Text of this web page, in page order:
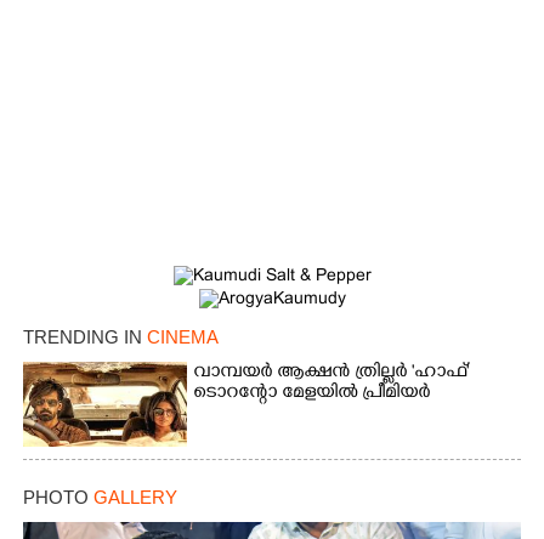
TRENDING IN CINEMA
വാമ്പയർ ആക്ഷൻ ത്രില്ലർ 'ഹാഫ്'
ടൊറന്റോ മേളയിൽ പ്രീമിയർ
PHOTO GALLERY